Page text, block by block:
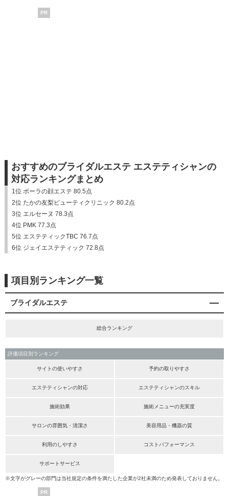
PR
おすすめのブライダルエステ エステティシャンの
対応ランキングまとめ
1位 ポーラの顔エステ 80.5点
2位 たかの友梨ビューティクリニック 80.2点
3位 エルセーヌ 78.3点
4位 PMK 77.3点
5位 エステティックTBC 76.7点
6位 ジェイエステティック 72.8点
項目別ランキング一覧
ブライダルエステ
総合ランキング
評価項目別ランキング
サイトの使いやすさ 予約の取りやすさ
エステティシャンの対応 エステティシャンのスキル
施術効果 施術メニューの充実度
サロンの雰囲気・清潔さ 美容用品・機器の質
利用のしやすさ コストパフォーマンス
サポートサービス
※文字がグレーの部門は当社規定の条件を満たした企業が2社未満のため発表しておりません。
PR